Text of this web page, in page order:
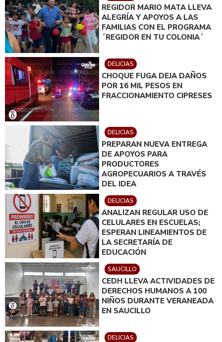
REGIDOR MARIO MATA LLEVA
ALEGRÍA Y APOYOS A LAS
FAMILIAS CON EL PROGRAMA
´REGIDOR EN TU COLONIA´
DELICIAS
CHOQUE FUGA DEJA DAÑOS
POR 16 MIL PESOS EN
FRACCIONAMIENTO CIPRESES
DELICIAS
PREPARAN NUEVA ENTREGA
DE APOYOS PARA
PRODUCTORES
AGROPECUARIOS A TRAVÉS
DEL IDEA
DELICIAS
ANALIZAN REGULAR USO DE
CELULARES EN ESCUELAS;
ESPERAN LINEAMIENTOS DE
LA SECRETARÍA DE
EDUCACIÓN
SAUCILLO
CEDH LLEVA ACTIVIDADES DE
DERECHOS HUMANOS A 100
NIÑOS DURANTE VERANEADA
EN SAUCILLO
DELICIAS